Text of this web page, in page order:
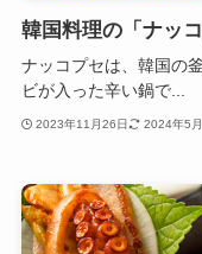
韓国料理の「ナッ
ナッコプセは、韓国の
ビが入った辛い鍋で...
2023年11月26日 2024年5